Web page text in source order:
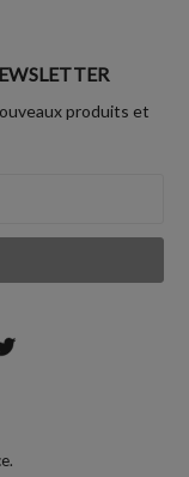
produits et